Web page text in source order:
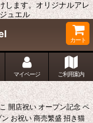
します。オリジナルアレ
ュエル
カート
マイページ ご利用案内
開店祝い オープン記念 ペ
お祝い 商売繁盛 招き猫